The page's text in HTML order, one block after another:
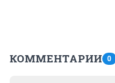
КОММЕНТАРИИ 0